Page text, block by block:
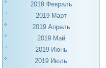
2019 Февраль
2019 Март
2019 Апрель
2019 Май
2019 Июнь
2019 Июль